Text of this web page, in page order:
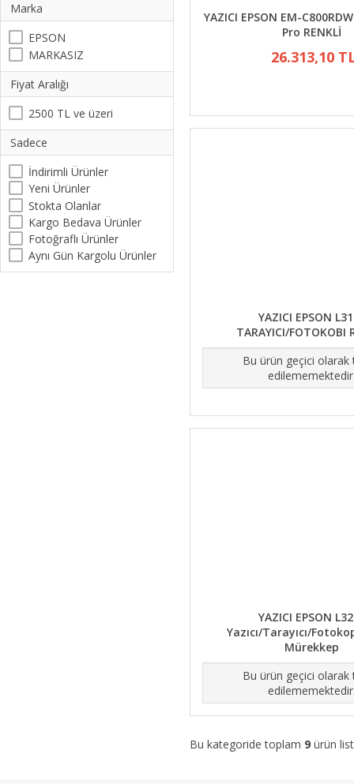
Marka
EPSON
MARKASIZ
Fiyat Aralığı
2500 TL ve üzeri
Sadece
İndirimli Ürünler
Yeni Ürünler
Stokta Olanlar
Kargo Bedava Ürünler
Fotoğraflı Ürünler
Aynı Gün Kargolu Ürünler
YAZICI EPSON EM-
Pro RENKLİ
26.313,10
YAZICI EPSON
TARAYICI/FOTOKOBI
Bu ürün geçici olarak
YAZICI EPSON
Yazıcı/Tarayıcı/
Mürekkep
Bu ürün geçici olarak
Bu kategoride toplam 9 ürün